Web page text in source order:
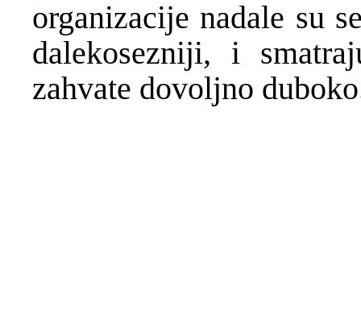
organizacije nadale su
dalekosezniji, i
zahvate dovoljno